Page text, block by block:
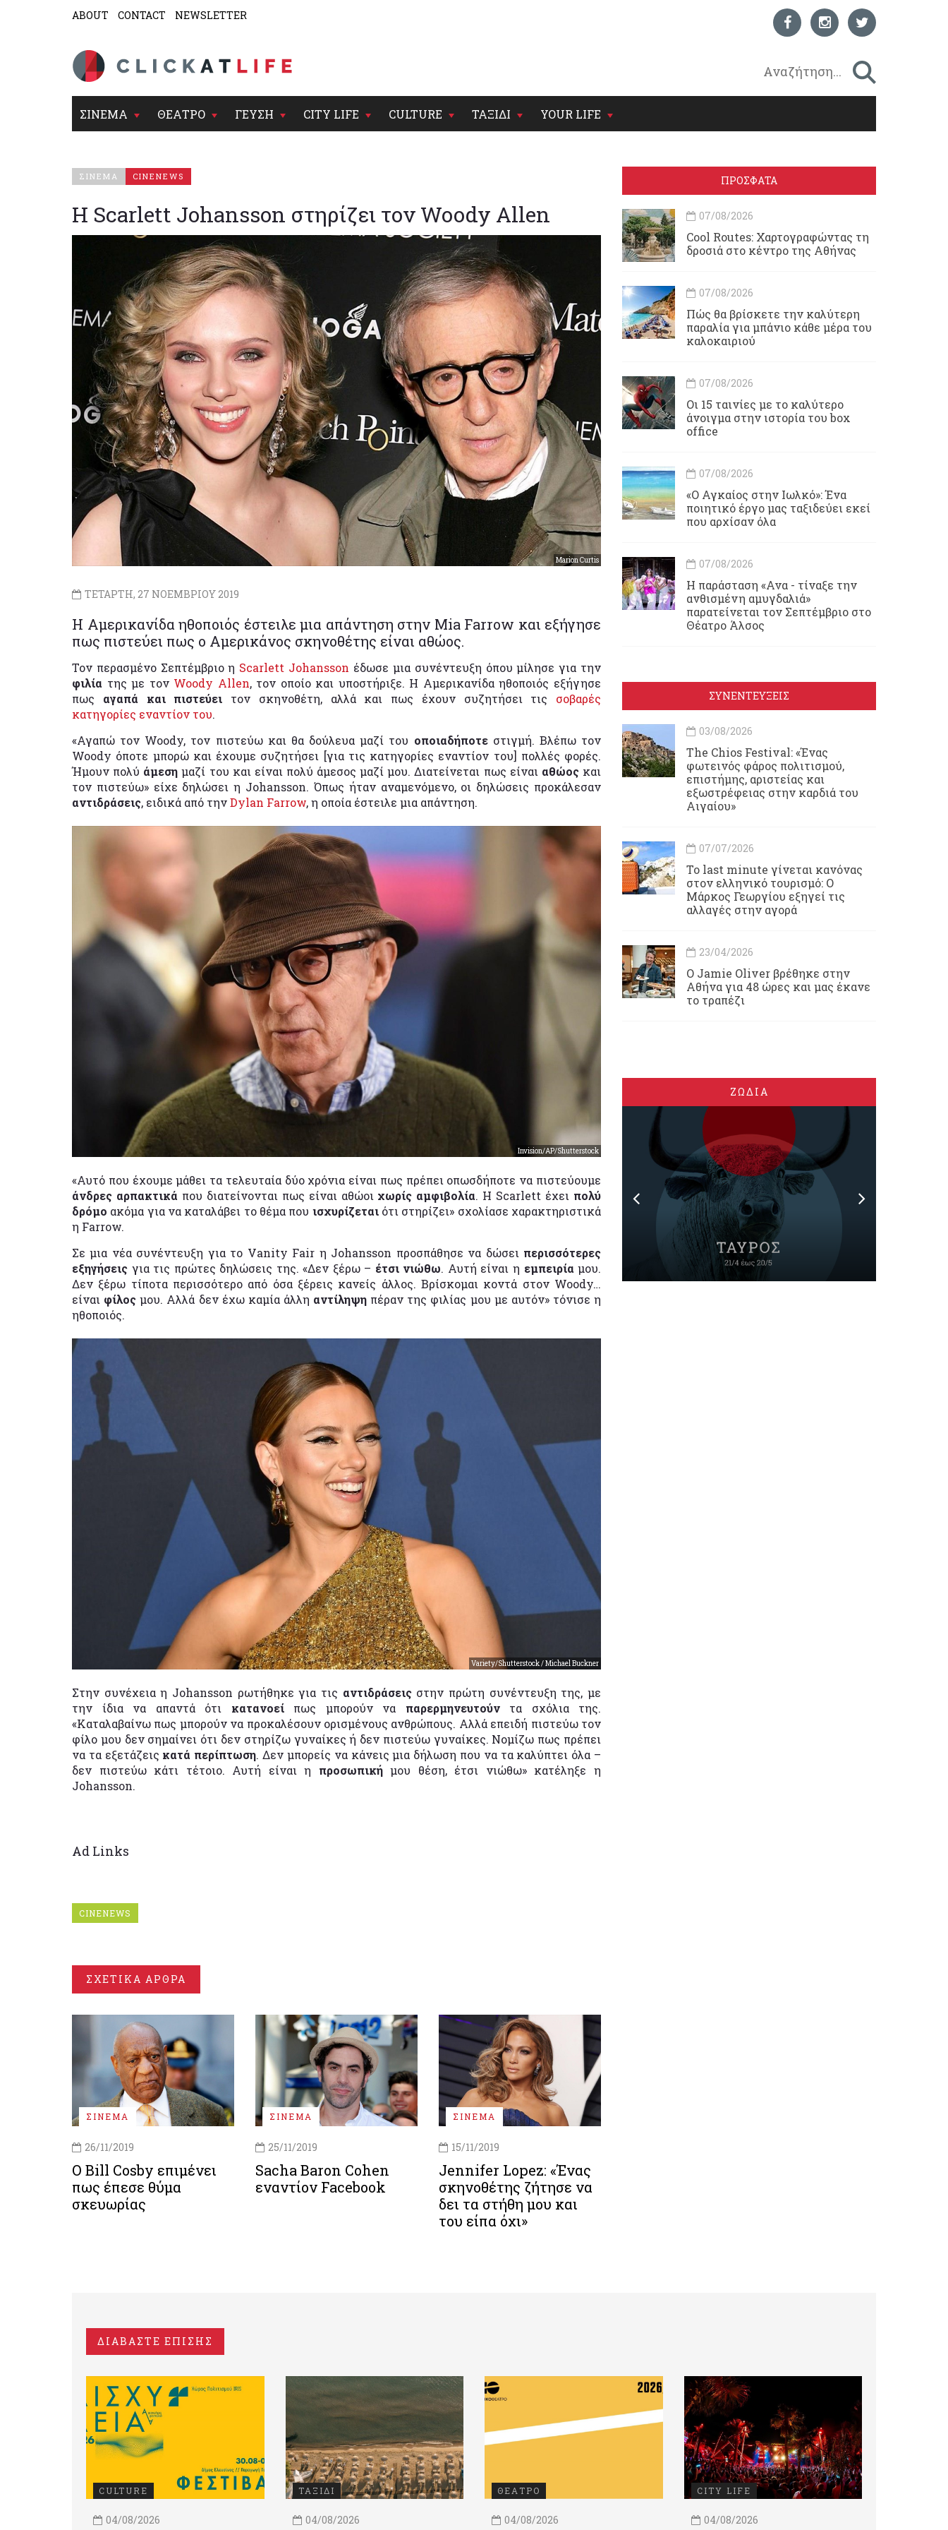
ABOUT CONTACT NEWSLETTER
ΣΙΝΕΜΑ ΘΕΑΤΡΟ ΓΕΥΣΗ CITY LIFE CULTURE ΤΑΞΙΔΙ YOUR LIFE
ΣΙΝΕΜΑ CINENEWS
Η Scarlett Johansson στηρίζει τον Woody Allen
Marion Curtis
ΤΕΤΑΡΤΗ, 27 ΝΟΕΜΒΡΙΟΥ 2019
Η Αμερικανίδα ηθοποιός έστειλε μια απάντηση στην Mia Farrow και εξήγησε
πως πιστεύει πως ο Αμερικάνος σκηνοθέτης είναι αθώος.
Τον περασμένο Σεπτέμβριο η Scarlett Johansson έδωσε μια συνέντευξη όπου μίλησε για την
φιλία της με τον Woody Allen, τον οποίο και υποστήριξε. Η Αμερικανίδα ηθοποιός εξήγησε
πως αγαπά και πιστεύει τον σκηνοθέτη, αλλά και πως έχουν συζητήσει τις σοβαρές
κατηγορίες εναντίον του.
«Αγαπώ τον Woody, τον πιστεύω και θα δούλευα μαζί του οποιαδήποτε στιγμή. Βλέπω τον
Woody όποτε μπορώ και έχουμε συζητήσει [για τις κατηγορίες εναντίον του] πολλές φορές.
Ήμουν πολύ άμεσημαζί του και είναι πολύ άμεσος μαζί μου. Διατείνεται πως είναι αθώος και
τον πιστεύω» είχε δηλώσει η Johansson. Όπως ήταν αναμενόμενο, οι δηλώσεις προκάλεσαν
αντιδράσεις, ειδικά από τηνDylan Farrow, η οποία έστειλε μια απάντηση.
Invision/AP/Shutterstock
«Αυτό που έχουμε μάθει τα τελευταία δύο χρόνια είναι πως πρέπει οπωσδήποτε να πιστεύουμε
άνδρες αρπακτικά που διατείνονται πως είναι αθώοι χωρίς αμφιβολία. Η Scarlett έχει πολύ
δρόμο ακόμα για να καταλάβει το θέμα που ισχυρίζεται ότι στηρίζει» σχολίασε χαρακτηριστικά
η Farrow.
Σε μια νέα συνέντευξη για το Vanity Fair η Johansson προσπάθησε να δώσει περισσότερες
εξηγήσεις για τις πρώτες δηλώσεις της. «Δεν ξέρω – έτσι νιώθω. Αυτή είναι η εμπειρίαμου.
Δεν ξέρω τίποτα περισσότερο από όσα ξέρεις κανείς άλλος. Βρίσκομαι κοντά στον Woody…
είναι φίλοςμου. Αλλά δεν έχω καμία άλλη αντίληψη πέραν της φιλίας μου με αυτόν» τόνισε η
ηθοποιός.
Variety/Shutterstock / Michael Buckner
Στην συνέχεια η Johansson ρωτήθηκε για τις αντιδράσεις στην πρώτη συνέντευξη της, με
την ίδια να απαντά ότι κατανοεί πως μπορούν να παρερμηνευτούν τα σχόλια της.
«Καταλαβαίνω πως μπορούν να προκαλέσουν ορισμένους ανθρώπους. Αλλά επειδή πιστεύω τον
φίλο μου δεν σημαίνει ότι δεν στηρίζω γυναίκες ή δεν πιστεύω γυναίκες. Νομίζω πως πρέπει
να τα εξετάζεις κατά περίπτωση. Δεν μπορείς να κάνεις μια δήλωση που να τα καλύπτει όλα –
δεν πιστεύω κάτι τέτοιο. Αυτή είναι η προσωπικήμου θέση, έτσι νιώθω» κατέληξε η
Johansson.
Ad Links
CINENEWS
ΣΧΕΤΙΚΑ ΑΡΘΡΑ
ΣΙΝΕΜΑ
26/11/2019
Ο Bill Cosby επιμένει
πως έπεσε θύμα
σκευωρίας
ΣΙΝΕΜΑ
25/11/2019
Sacha Baron Cohen
εναντίον Facebook
ΣΙΝΕΜΑ
15/11/2019
Jennifer Lopez: «Ένας
σκηνοθέτης ζήτησε να
δει τα στήθη μου και
του είπα όχι»
ΠΡΟΣΦΑΤΑ
07/08/2026
Cool Routes: Χαρτογραφώντας τη
δροσιά στο κέντρο της Αθήνας
07/08/2026
Πώς θα βρίσκετε την καλύτερη
παραλία για μπάνιο κάθε μέρα του
καλοκαιριού
07/08/2026
Οι 15 ταινίες με το καλύτερο
άνοιγμα στην ιστορία του box
office
07/08/2026
«Ο Αγκαίος στην Ιωλκό»: Ένα
ποιητικό έργο μας ταξιδεύει εκεί
που αρχίσαν όλα
07/08/2026
Η παράσταση «Ανα - τίναξε την
ανθισμένη αμυγδαλιά»
παρατείνεται τον Σεπτέμβριο στο
Θέατρο Άλσος
ΣΥΝΕΝΤΕΥΞΕΙΣ
03/08/2026
Τhe Chios Festival: «Ένας
φωτεινός φάρος πολιτισμού,
επιστήμης, αριστείας και
εξωστρέφειας στην καρδιά του
Αιγαίου»
07/07/2026
Το last minute γίνεται κανόνας
στον ελληνικό τουρισμό: Ο
Μάρκος Γεωργίου εξηγεί τις
αλλαγές στην αγορά
23/04/2026
Ο Jamie Oliver βρέθηκε στην
Αθήνα για 48 ώρες και μας έκανε
το τραπέζι
ΖΩΔΙΑ
ΔΙΑΒΑΣΤΕ ΕΠΙΣΗΣ
CULTURE
04/08/2026
ΤΑΞΙΔΙ
04/08/2026
ΘΕΑΤΡΟ
04/08/2026
CITY LIFE
04/08/2026